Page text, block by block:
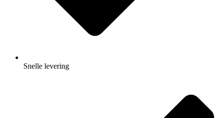
Snelle levering